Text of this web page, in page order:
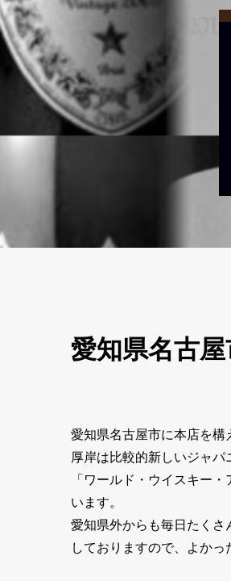
愛知県名古
愛知県名古屋市に本店を
厚岸は比較的新しいジャ
「ワールド・ウイスキー
います。
愛知県外からも毎日たく
しておりますので、よかっ